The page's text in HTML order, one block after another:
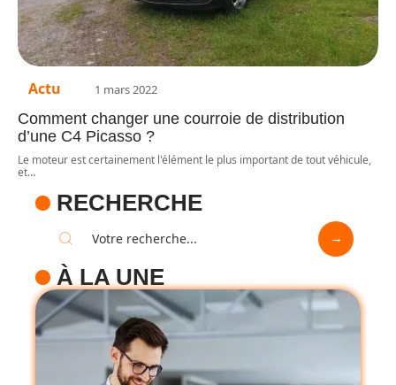
Actu 1 mars 2022
Comment changer une courroie de distribution
d’une C4 Picasso ?
Le moteur est certainement l'élément le plus important de tout véhicule,
et…
RECHERCHE
À LA UNE